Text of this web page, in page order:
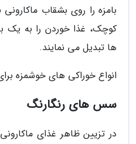
بامزه را روی بشقاب
کوچک، غذا خوردن را به یک
ها تبدیل می نمایند.
انواع خوراکی های خوشمزه
سس های رنگارنگ
در تزیین ظاهر غذای